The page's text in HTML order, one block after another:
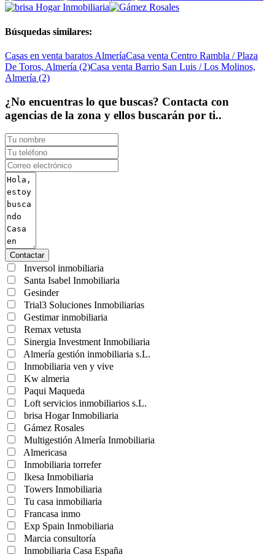
Búsquedas similares:
Casas en venta baratos AlmeríaCasa venta Centro Rambla / Plaza
De Toros, Almería (2)Casa venta Barrio San Luis / Los Molinos,
Almería (2)
¿No encuentras lo que buscas? Contacta con
agencias de la zona y ellos buscarán por ti..
Contactar
Inversol inmobiliaria
Santa Isabel Inmobiliaria
Gesinder
Trial3 Soluciones Inmobiliarias
Gestimar inmobiliaria
Remax vetusta
Sinergia Investment Inmobiliaria
Almería gestión inmobiliaria s.L.
Inmobiliaria ven y vive
Kw almeria
Paqui Maqueda
Loft servicios inmobiliarios s.L.
brisa Hogar Inmobiliaria
Gámez Rosales
Multigestión Almería Inmobiliaria
Almericasa
Inmobiliaria torrefer
Ikesa Inmobiliaria
Towers Inmobiliaria
Tu casa inmobiliaria
Francasa inmo
Exp Spain Inmobiliaria
Marcia consultoría
Inmobiliaria Casa España